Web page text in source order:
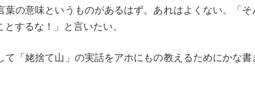
葉の意味というものがあるはず。あれはよくない。「そ
するな！」と言いたい。
て「姥捨て山」の実話をアホにもの教えるためにかな書